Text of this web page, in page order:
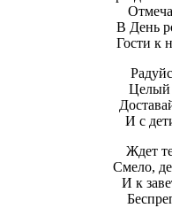
В День
Гости к
Целый
И с
Ждет
Смело,
И к